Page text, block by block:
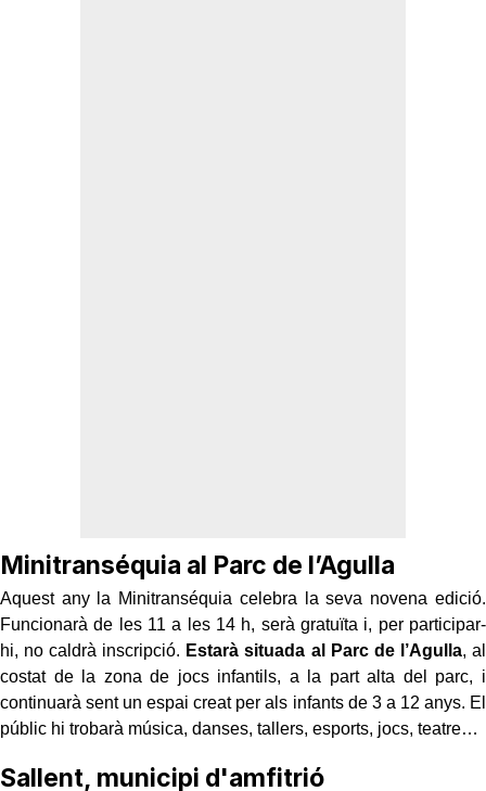
Minitranséquia al Parc de l’Agulla
Aquest any la Minitranséquia celebra la seva novena edició.
Funcionarà de les 11 a les 14 h, serà gratuïta i, per participar-
hi, no caldrà inscripció. Estarà situada al Parc de l’Agulla, al
costat de la zona de jocs infantils, a la part alta del parc, i
continuarà sent un espai creat per als infants de 3 a 12 anys. El
públic hi trobarà música, danses, tallers, esports, jocs, teatre…
Sallent, municipi d'amfitrió